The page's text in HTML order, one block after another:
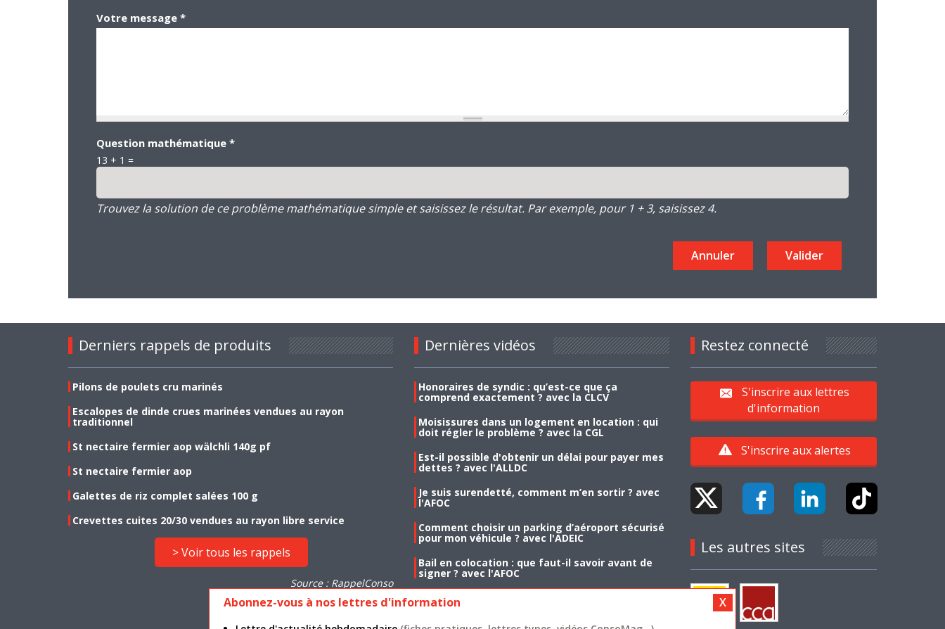
Votre message *
Question mathématique *
13 + 1 =
Trouvez la solution de ce problème mathématique simple et saisissez le résultat. Par exemple, pour 1 + 3, saisissez 4.
Derniers rappels de produits
Pilons de poulets cru marinés
Escalopes de dinde crues marinées vendues au rayon
traditionnel
St nectaire fermier aop wälchli 140g pf
St nectaire fermier aop
Galettes de riz complet salées 100 g
Crevettes cuites 20/30 vendues au rayon libre service
> Voir tous les rappels
Source : RappelConso
Dernières vidéos
Honoraires de syndic : qu’est-ce que ça
comprend exactement ? avec la CLCV
Moisissures dans un logement en location : qui
doit régler le problème ? avec la CGL
Est-il possible d'obtenir un délai pour payer mes
dettes ? avec l'ALLDC
Je suis surendetté, comment m’en sortir ? avec
l'AFOC
Comment choisir un parking d’aéroport sécurisé
pour mon véhicule ? avec l'ADEIC
Bail en colocation : que faut-il savoir avant de
signer ? avec l'AFOC
Restez connecté
S'inscrire aux lettres
d'information
S'inscrire aux alertes
Les autres sites
Abonnez-vous à nos lettres d'information